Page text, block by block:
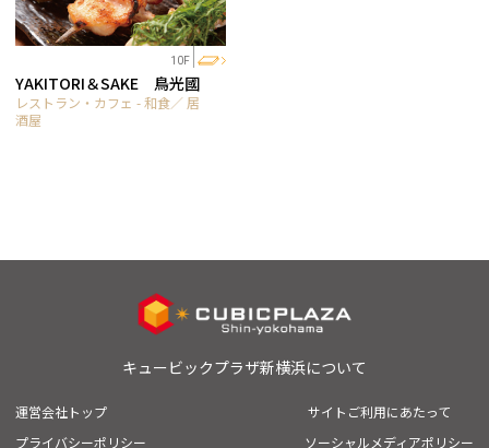
10F
YAKITORI＆SAKE 鳥光國
レストラン・カフェ - 和食／ 居
酒屋
キュービックプラザ新横浜について
運営会社トップ
サイトご利用にあたって
プライバシーポリシー
ソーシャルメディアポリシー